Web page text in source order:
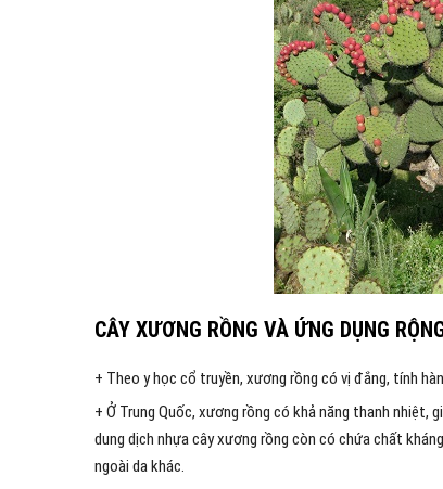
CÂY XƯƠNG RỒNG VÀ ỨNG DỤNG
+ Theo y học cổ truyền, xương rồng có vị đắng, tính
+ Ở Trung Quốc, xương rồng có khả năng thanh
dung dịch nhựa cây xương rồng còn có chứa chất
ngoài da khác.